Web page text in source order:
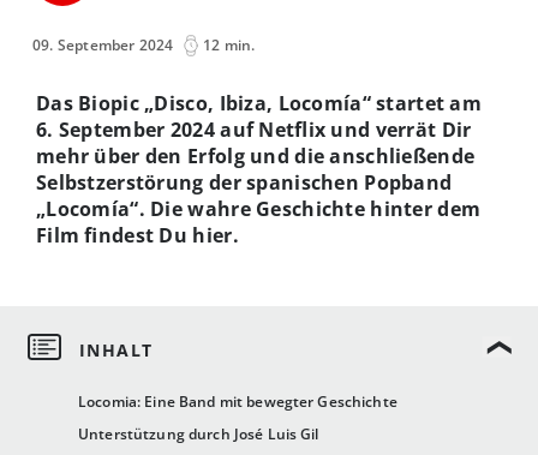
09. September 2024 12 min.
Locomia: Eine Band mit bewegter Geschichte
Unterstützung durch José Luis Gil
Das Biopic „Disco, Ibiza, Locomía“ startet am
6. September 2024 auf Netflix und verrät Dir
mehr über den Erfolg und die anschließende
Selbstzerstörung der spanischen Popband
„Locomía“. Die wahre Geschichte hinter dem
Film findest Du hier.